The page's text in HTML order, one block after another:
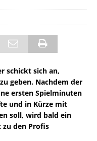
schickt sich an,
geben. Nachdem der
ersten Spielminuten
und in Kürze mit
soll, wird bald ein
zu den Profis